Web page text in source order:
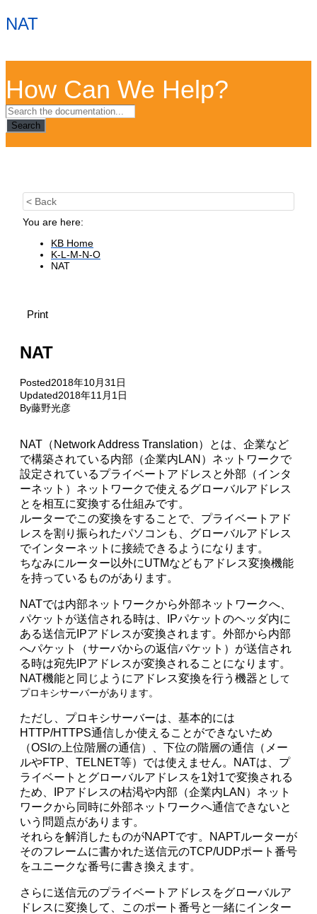
NAT
How Can We Help?
Search
< Back
You are here:
KB Home
K-L-M-N-O
NAT
Print
NAT
Posted2018年10月31日
Updated2018年11月1日
By藤野光彦
NAT（Network Address Translation）とは、企業など
で構築されている内部（企業内LAN）ネットワークで
設定されているプライベートアドレスと外部（インタ
ーネット）ネットワークで使えるグローバルアドレス
とを相互に変換する仕組みです。
ルーターでこの変換をすることで、プライベートアド
レスを割り振られたパソコンも、グローバルアドレス
でインターネットに接続できるようになります。
ちなみにルーター以外にUTMなどもアドレス変換機能
を持っているものがあります。
NATでは内部ネットワークから外部ネットワークへ、
パケットが送信される時は、IPパケットのヘッダ内に
ある送信元IPアドレスが変換されます。外部から内部
へパケット（サーバからの返信パケット）が送信され
る時は宛先IPアドレスが変換されることになります。
NAT機能と同じようにアドレス変換を行う機器として
プロキシサーバーがあります。
ただし、プロキシサーバーは、基本的には
HTTP/HTTPS通信しか使えることができないため
（OSIの上位階層の通信）、下位の階層の通信（メー
ルやFTP、TELNET等）では使えません。NATは、プ
ライベートとグローバルアドレスを1対1で変換される
ため、IPアドレスの枯渇や内部（企業内LAN）ネット
ワークから同時に外部ネットワークへ通信できないと
いう問題点があります。
それらを解消したものがNAPTです。NAPTルーターが
そのフレームに書かれた送信元のTCP/UDPポート番号
をユニークな番号に書き換えます。
さらに送信元のプライベートアドレスをグローバルア
ドレスに変換して、このポート番号と一緒にインター